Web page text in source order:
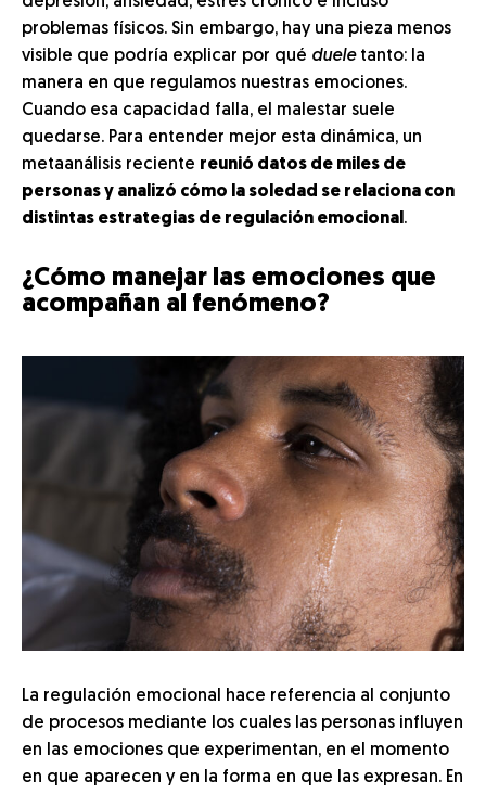
problemas físicos. Sin embargo, hay una pieza menos
visible que podría explicar por qué dueletanto: la
manera en que regulamos nuestras emociones.
Cuando esa capacidad falla, el malestar suele
quedarse. Para entender mejor esta dinámica, un
metaanálisis reciente reunió datos de miles de
personas y analizó cómo la soledad se relaciona con
distintas estrategias de regulación emocional .
¿Cómo manejar las emociones que
acompañan al fenómeno?
La regulación emocional hace referencia al conjunto
de procesos mediante los cuales las personas influyen
en las emociones que experimentan, en el momento
en que aparecen y en la forma en que las expresan. En